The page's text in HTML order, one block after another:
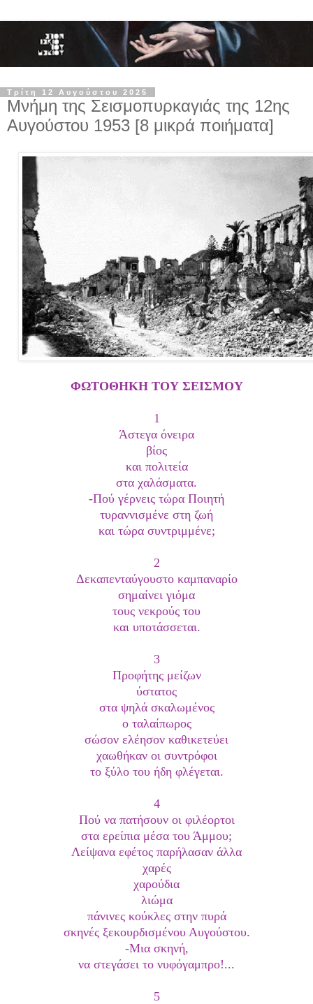
Τρίτη 12 Αυγούστου 2025
Μνήμη της Σεισμοπυρκαγιάς της 12ης
Αυγούστου 1953 [8 μικρά ποιήματα]
ΦΩΤΟΘΗΚΗ ΤΟΥ ΣΕΙΣΜΟΥ
1
Άστεγα όνειρα
βίος
και πολιτεία
στα χαλάσματα.
-Πού γέρνεις τώρα Ποιητή
τυραννισμένε στη ζωή
και τώρα συντριμμένε;
2
Δεκαπενταύγουστο καμπαναρίο
σημαίνει γιόμα
τους νεκρούς του
και υποτάσσεται.
3
Προφήτης μείζων
ύστατος
στα ψηλά σκαλωμένος
ο ταλαίπωρος
σώσον ελέησον καθικετεύει
χαωθήκαν οι συντρόφοι
το ξύλο του ήδη φλέγεται.
4
Πού να πατήσουν οι φιλέορτοι
στα ερείπια μέσα του Άμμου;
Λείψανα εφέτος παρήλασαν άλλα
χαρές
χαρούδια
λιώμα
πάνινες κούκλες στην πυρά
σκηνές ξεκουρδισμένου Αυγούστου.
-Μια σκηνή,
να στεγάσει το νυφόγαμπρο!...
5